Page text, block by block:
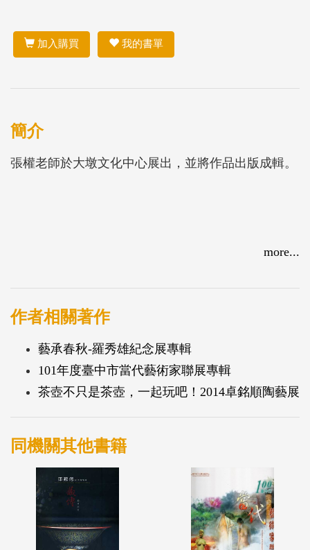
加入購買 我的書單
簡介
張權老師於大墩文化中心展出，並將作品出版成輯。
more...
作者相關著作
藝承春秋-羅秀雄紀念展專輯
101年度臺中市當代藝術家聯展專輯
茶壺不只是茶壺，一起玩吧！2014卓銘順陶藝展
同機關其他書籍